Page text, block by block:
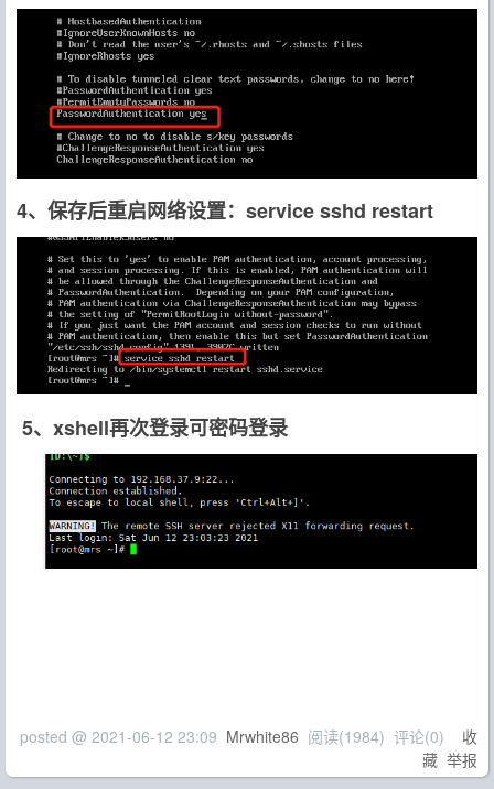
4、保存后重启网络设置：service sshd restart
5、xshell再次登录可密码登录
posted @ 2021-06-12 23:09 Mrwhite86 阅读(1984) 评论(0) 收
藏 举报